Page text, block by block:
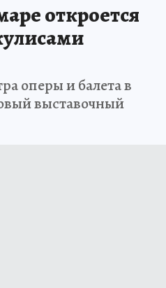
откроется
оперы и балета в
выставочный